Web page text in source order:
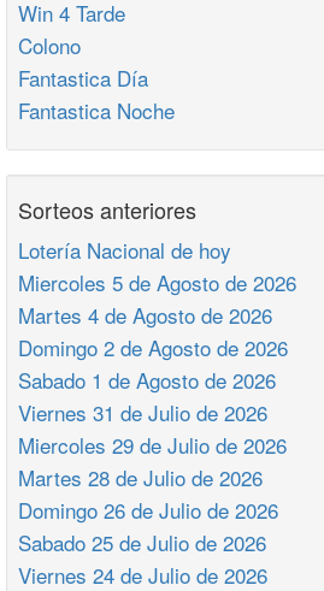
Win 4 Tarde
Colono
Fantastica Día
Fantastica Noche
Sorteos anteriores
Lotería Nacional de hoy
Miercoles 5 de Agosto de 2026
Martes 4 de Agosto de 2026
Domingo 2 de Agosto de 2026
Sabado 1 de Agosto de 2026
Viernes 31 de Julio de 2026
Miercoles 29 de Julio de 2026
Martes 28 de Julio de 2026
Domingo 26 de Julio de 2026
Sabado 25 de Julio de 2026
Viernes 24 de Julio de 2026